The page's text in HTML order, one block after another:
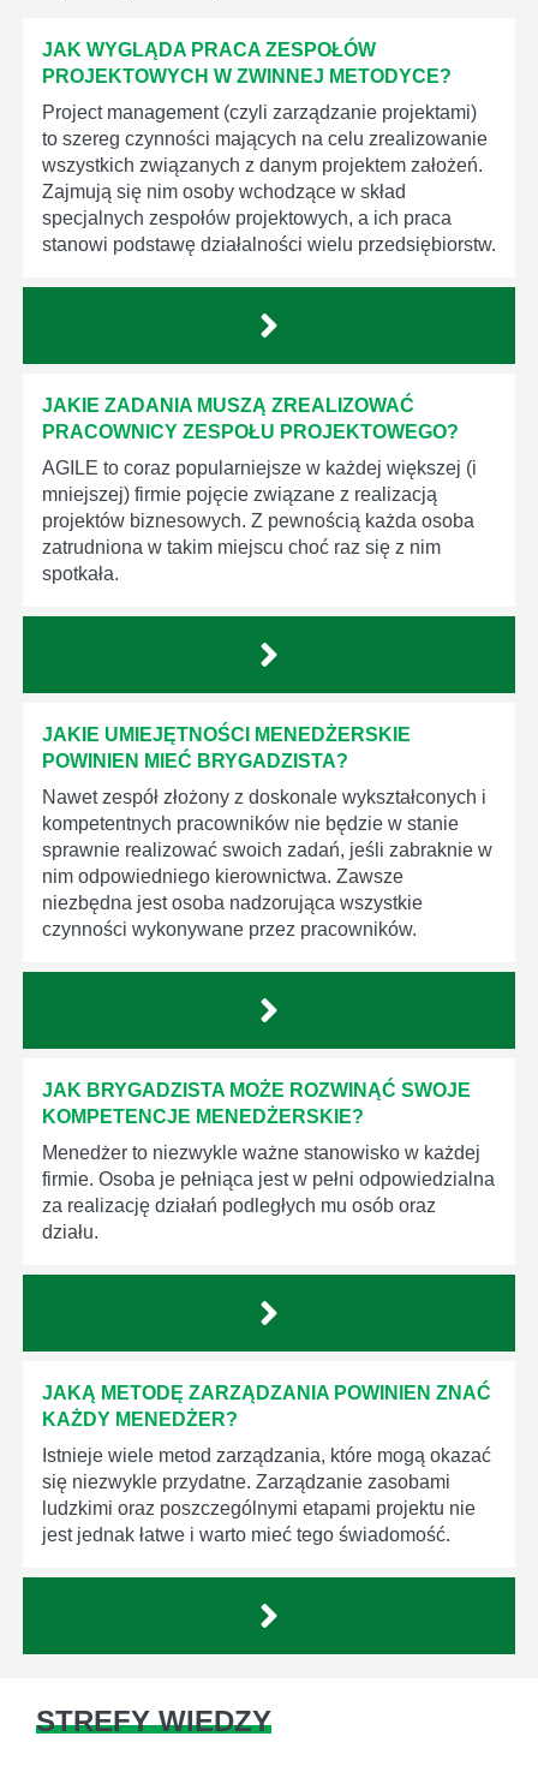
JAK WYGLĄDA PRACA ZESPOŁÓW
PROJEKTOWYCH W ZWINNEJ METODYCE?
Project management (czyli zarządzanie projektami)
to szereg czynności mających na celu zrealizowanie
wszystkich związanych z danym projektem założeń.
Zajmują się nim osoby wchodzące w skład
specjalnych zespołów projektowych, a ich praca
stanowi podstawę działalności wielu przedsiębiorstw.
JAKIE ZADANIA MUSZĄ ZREALIZOWAĆ
PRACOWNICY ZESPOŁU PROJEKTOWEGO?
AGILE to coraz popularniejsze w każdej większej (i
mniejszej) firmie pojęcie związane z realizacją
projektów biznesowych. Z pewnością każda osoba
zatrudniona w takim miejscu choć raz się z nim
spotkała.
JAKIE UMIEJĘTNOŚCI MENEDŻERSKIE
POWINIEN MIEĆ BRYGADZISTA?
Nawet zespół złożony z doskonale wykształconych i
kompetentnych pracowników nie będzie w stanie
sprawnie realizować swoich zadań, jeśli zabraknie w
nim odpowiedniego kierownictwa. Zawsze
niezbędna jest osoba nadzorująca wszystkie
czynności wykonywane przez pracowników.
JAK BRYGADZISTA MOŻE ROZWINĄĆ SWOJE
KOMPETENCJE MENEDŻERSKIE?
Menedżer to niezwykle ważne stanowisko w każdej
firmie. Osoba je pełniąca jest w pełni odpowiedzialna
za realizację działań podległych mu osób oraz
działu.
JAKĄ METODĘ ZARZĄDZANIA POWINIEN ZNAĆ
KAŻDY MENEDŻER?
Istnieje wiele metod zarządzania, które mogą okazać
się niezwykle przydatne. Zarządzanie zasobami
ludzkimi oraz poszczególnymi etapami projektu nie
jest jednak łatwe i warto mieć tego świadomość.
STREFY WIEDZY